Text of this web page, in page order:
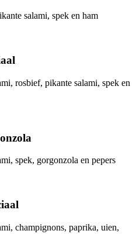
salami, spek en ham
rosbief, pikante salami, spek en
spek, gorgonzola en pepers
champignons, paprika, uien,